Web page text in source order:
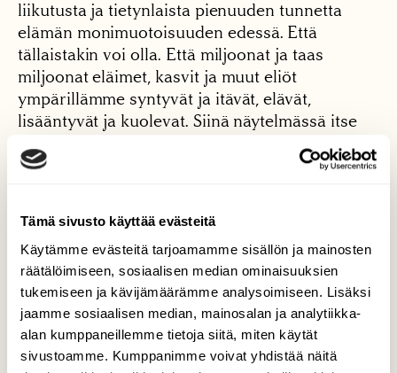
Tämä sivusto käyttää evästeitä
Käytämme evästeitä tarjoamamme sisällön ja mainosten
räätälöimiseen, sosiaalisen median ominaisuuksien
tukemiseen ja kävijämäärämme analysoimiseen. Lisäksi
jaamme sosiaalisen median, mainosalan ja analytiikka-
alan kumppaneillemme tietoja siitä, miten käytät
sivustoamme. Kumppanimme voivat yhdistää näitä
liikutusta ja tietynlaista pienuuden tunnetta
elämän monimuotoisuuden edessä. Että
tällaistakin voi olla. Että miljoonat ja taas
miljoonat eläimet, kasvit ja muut eliöt
ympärillämme syntyvät ja itävät, elävät,
lisääntyvät ja kuolevat. Siinä näytelmässä itse
elämääni ohjaavat ihan toiset voimat.
kiillotamme luonnon julkisivua ja näytämme
vain parhaat palat. Lehtemme sivuilla luonto
näyttäytyy lähes aina parhaimmillaan:
pyhävaatteissa, suittuna ja siloiteltuna. Kuolleita
eläimiä näkyy vain harvoin, eivätkä petoeläimet
ole verissäpäin herkuttelemassa tuoreella
kaadolla. Julkikuvaan ei liioin kuulu poikasensa